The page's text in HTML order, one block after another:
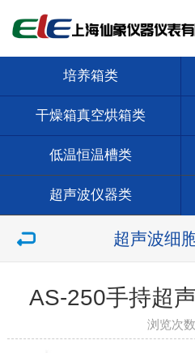
培养箱类
干燥箱真空烘箱类
低温恒温槽类
超声波仪器类
超声波细
AS-250手持超
浏览次数